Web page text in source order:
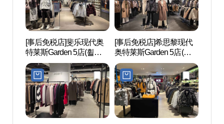
[事后免税店]斐乐现代奥
特莱斯Garden 5店(휠라
현대아울렛 가든파이브
점)
[事后免税店]希思黎现代
奥特莱斯Garden 5店(시슬
리 현대아울렛 가든파이
브점)